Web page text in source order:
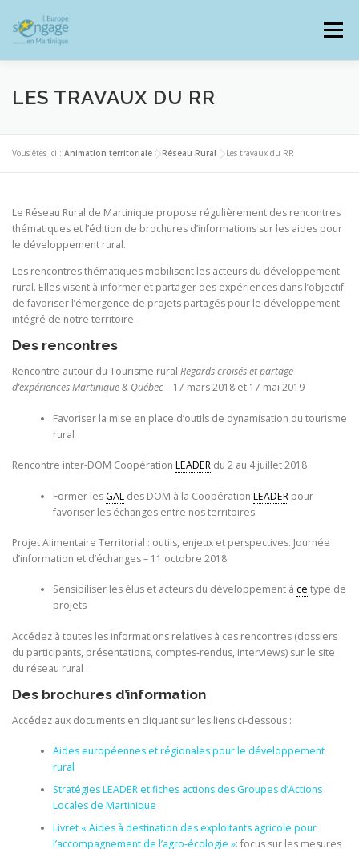
contenu
Menu
PROGRAMMES J’AI UN PROJET
JE SUIS BÉNÉFICIAIRE
RESSOURCES DOCUMENTAIRES ZOOM EUROPE
LES TRAVAUX DU RR
Vous êtes ici : Animation territoriale >Réseau Rural >Les travaux du RR
Le Réseau Rural de Martinique propose régulièrement des rencontres
thématiques et l’édition de brochures d’informations sur les aides pour
le développement rural.
Les rencontres thématiques mobilisent les acteurs du développement
rural. Elles visent à informer et partager des expériences dans l’objectif
de favoriser l’émergence de projets partagés pour le développement
intégré de notre territoire.
Des rencontres
Rencontre autour du Tourisme rural Regards croisés et partage
d’expériences Martinique & Québec– 17 mars 2018 et 17 mai 2019
Favoriser la mise en place d’outils de dynamisation du tourisme
rural
Rencontre inter-DOM Coopération LEADER du 2 au 4 juillet 2018
Former les GALdes DOM à la Coopération LEADERpour
favoriser les échanges entre nos territoires
Projet Alimentaire Territorial : outils, enjeux et perspectives. Journée
d’information et d’échanges – 11 octobre 2018
Sensibiliser les élus et acteurs du développement à ce type de
projets
Accédez à toutes les informations relatives à ces rencontres (dossiers
du participants, présentations, comptes-rendus, interviews) sur le site
du réseau rural :
Des brochures d’information
Accédez aux documents en cliquant sur les liens ci-dessous :
Aides européennes et régionales pour le développement
rural
Stratégies LEADER et fiches actions des Groupes d’Actions
Locales de Martinique
Livret « Aides à destination des exploitants agricole pour
l’accompagnement de l’agro-écologie »: focus sur les mesures